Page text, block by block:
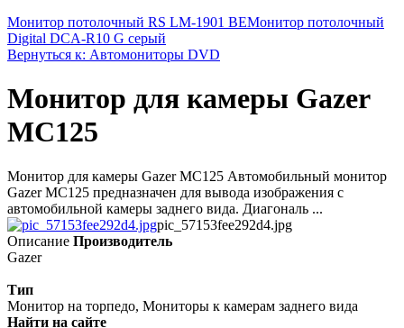
Монитор потолочный RS LM-1901 BEМонитор потолочный
Digital DCA-R10 G серый
Вернуться к: Автомониторы DVD
Монитор для камеры Gazer
MC125
Монитор для камеры Gazer MC125 Автомобильный монитор
Gazer MC125 предназначен для вывода изображения с
автомобильной камеры заднего вида. Диагональ ...
pic_57153fee292d4.jpg
Описание Производитель
Gazer
Тип
Монитор на торпедо, Мониторы к камерам заднего вида
Найти на сайте